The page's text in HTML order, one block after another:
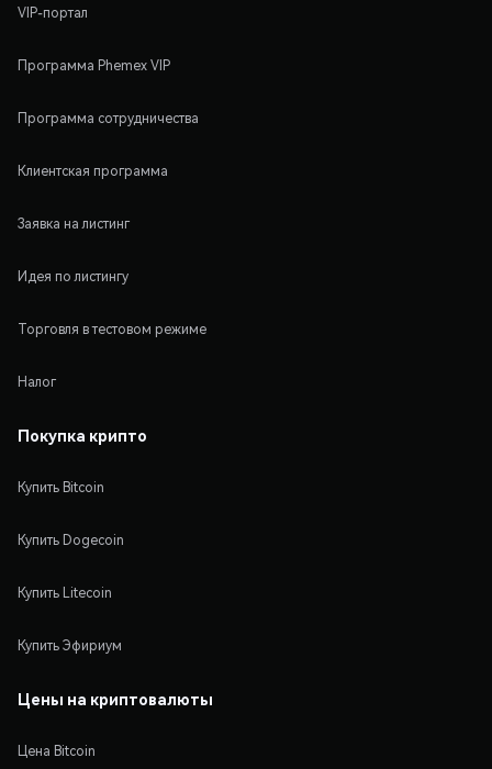
VIP-портал
Программа Phemex VIP
Программа сотрудничества
Клиентская программа
Заявка на листинг
Идея по листингу
Торговля в тестовом режиме
Налог
Покупка крипто
Купить Bitcoin
Купить Dogecoin
Купить Litecoin
Купить Эфириум
Цены на криптовалюты
Цена Bitcoin